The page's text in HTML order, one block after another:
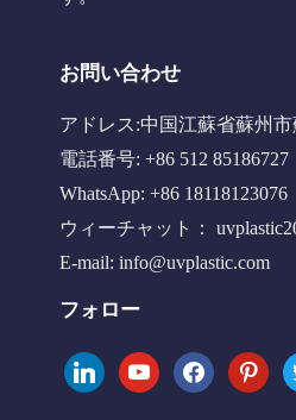
お問い合わせ
アドレス:中国江蘇省蘇州
電話番号: +86 512 85186727
WhatsApp: +86 18118123076
ウィーチャット：
E-mail: info@uvplastic.com
フォロー
linkedinyoutubefacebookpinterest